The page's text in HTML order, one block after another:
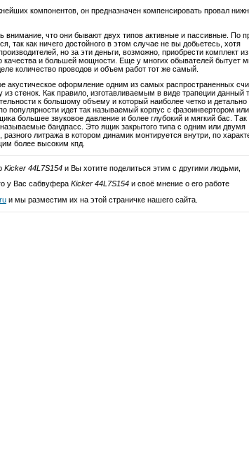
компонентов, он предназначен компенсировать провал
внимание, что они бывают двух типов активные и пассивные. По
так как ничего достойного в этом случае не вы добьетесь, хотя
но за эти деньги, возможно, приобрести комплект из
качества и большей мощности. Еще у многих обывателей бытует
количество проводов и объем работ тот же самый.
акустическое оформление одним из самых распространенных
стенок. Как правило, изготавливаемым в виде трапеции данный
к большому объему и который наиболее четко и детально
популярности идет так называемый корпус с фазоинвертором или
большее звуковое давление и более глубокий и мягкий бас. Так
бандпасс. Это ящик закрытого типа с одним или двумя
литража в котором динамик монтируется внутри, по
более высоким кпд.
Kicker 44L7S154 и Вы хотите поделиться этим с другими людьми,
у Вас сабвуфера Kicker 44L7S154 и своё мнение о его работе
и мы разместим их на этой страничке нашего сайта.